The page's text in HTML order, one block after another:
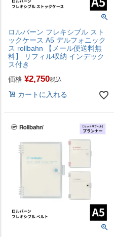
ロルバーン フレキシブル スト
ックケース A5 デルフォニック
ス rollbahn 【メール便送料無
料】 リフィル収納 インデック
ス付き
価格 ¥2,750税込
カートに入れる